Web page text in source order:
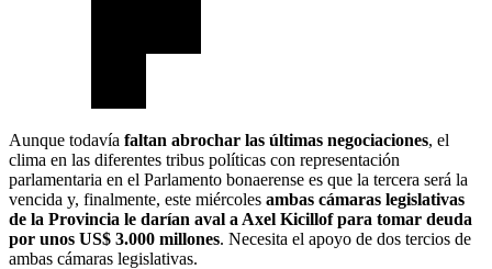
Aunque todavía faltan abrochar las últimas negociaciones, el
clima en las diferentes tribus políticas con representación
parlamentaria en el Parlamento bonaerense es que la tercera será la
vencida y, finalmente, este miércoles ambas cámaras legislativas
de la Provincia le darían aval a Axel Kicillof para tomar deuda
por unos US$ 3.000 millones. Necesita el apoyo de dos tercios de
ambas cámaras legislativas.